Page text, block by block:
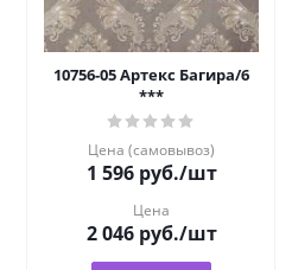
10756-05 Артекс Багира/6
***
Цена (самовывоз)
1 596руб./шт
Цена
2 046руб./шт